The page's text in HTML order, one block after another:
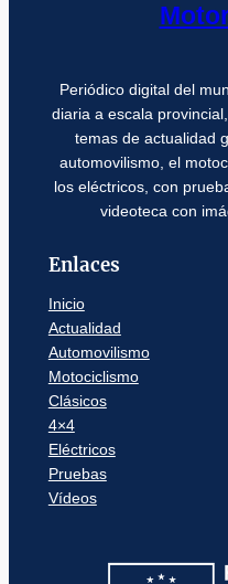
Periódico digital del
diaria a escala
temas de actualidad
automovilismo, el
los eléctricos, con
videoteca con
Enlaces
Inicio
Actualidad
Automovilismo
Motociclismo
Clásicos
4×4
Eléctricos
Pruebas
Vídeos